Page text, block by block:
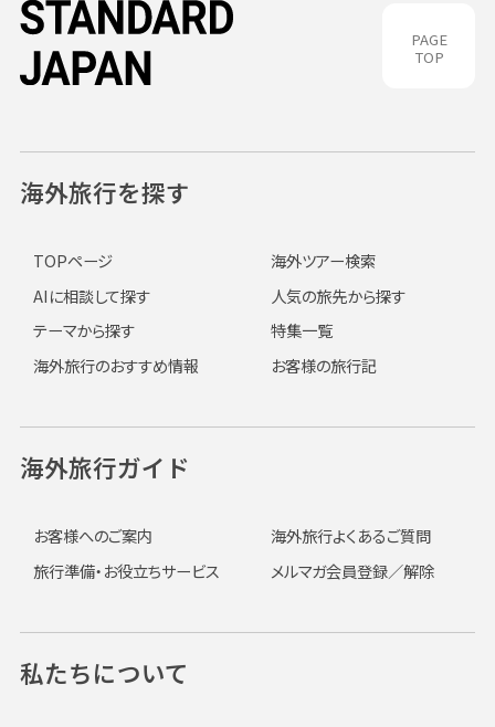
PAGE
TOP
海外旅行を探す
TOPページ
海外ツアー検索
AIに相談して探す
人気の旅先から探す
テーマから探す
特集一覧
海外旅行のおすすめ情報
お客様の旅行記
海外旅行ガイド
お客様へのご案内
海外旅行よくあるご質問
旅行準備・お役立ちサービス
メルマガ会員登録／解除
私たちについて